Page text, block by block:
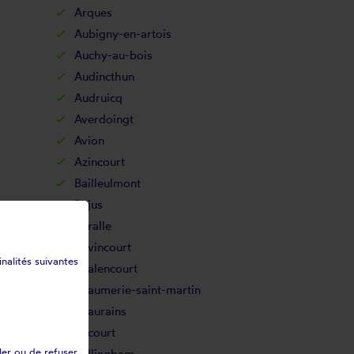
Arques
Aubigny-en-artois
Auchy-au-bois
Audincthun
Audruicq
Averdoingt
Avion
Azincourt
Bailleulmont
Bajus
Baralle
Bavincourt
Béalencourt
Beaumerie-saint-martin
Beaurains
Bécourt
suivantes